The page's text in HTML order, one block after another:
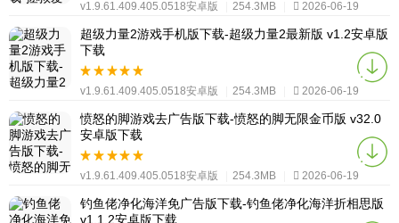
v1.9.61.409.405.0518安卓版 254.3MB 2026-06-19
超级力量2游戏手机版下载-超级力量2最新版 v1.2安卓版
下载
v1.9.61.409.405.0518安卓版 254.3MB 2026-06-19
愤怒的脚游戏去广告版下载-愤怒的脚无限金币版 v32.0
安卓版下载
v1.9.61.409.405.0518安卓版 254.3MB 2026-06-19
钓鱼佬净化海洋免广告版下载-钓鱼佬净化海洋折相思版
v1.1.2安卓版下载